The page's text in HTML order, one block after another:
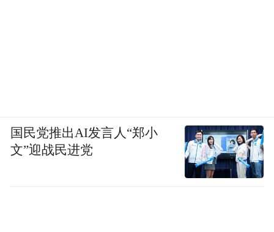
国民党推出AI发言人“郑小
文”迎战民进党